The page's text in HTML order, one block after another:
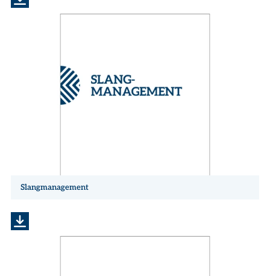
Slangmanagement